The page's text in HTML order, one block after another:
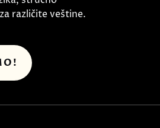
različite veštine.